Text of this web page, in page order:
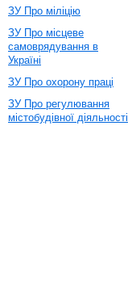
ЗУ Про міліцію
ЗУ Про місцеве
самоврядування в
Україні
ЗУ Про охорону праці
ЗУ Про регулювання
містобудівної діяльності